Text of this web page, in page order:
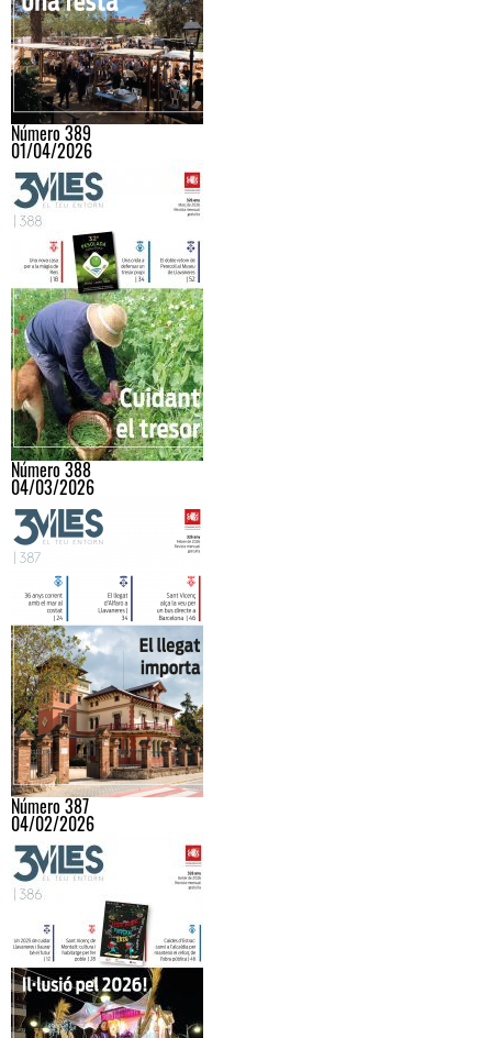
Número 389
01/04/2026
Número 388
04/03/2026
Número 387
04/02/2026